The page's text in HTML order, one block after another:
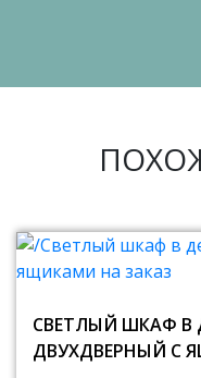
СВЕТЛЫЙ ШКАФ В
ДВУХДВЕРНЫЙ С